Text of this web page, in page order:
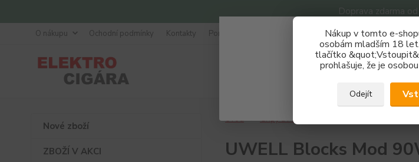
Doprava zdarma
Nákup v tomto e-
osobám mladším 18
tlačítko
prohlašuje, že je
Odejít
O nákupu Ochodní podmínky Kontakty Poradna
Nové zboží
ZBOŽÍ V AKCI
Úvod Gripy a Mody
UWELL Blocks Mod
Získej
Zaregistruj se a nakupuj se
REGISTRAČNÍ
Zavřít